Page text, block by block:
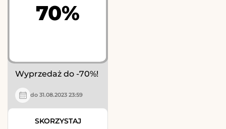
70%
Wyprzedaż do -70%!
do 31.08.2023 23:59
SKORZYSTAJ